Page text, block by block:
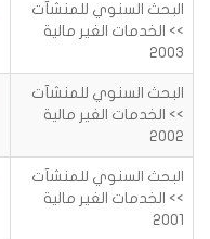
البحث السنوي للمنشآت
>> الخدمات الغير مالية
2003
البحث السنوي للمنشآت
>> الخدمات الغير مالية
2002
البحث السنوي للمنشآت
>> الخدمات الغير مالية
2001